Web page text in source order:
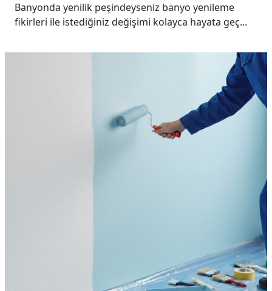
Banyonda yenilik peşindeyseniz banyo yenileme
fikirleri ile istediğiniz değişimi kolayca hayata geç...